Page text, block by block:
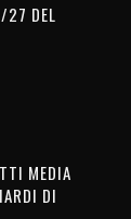
27 DEL
MEDIA
DI